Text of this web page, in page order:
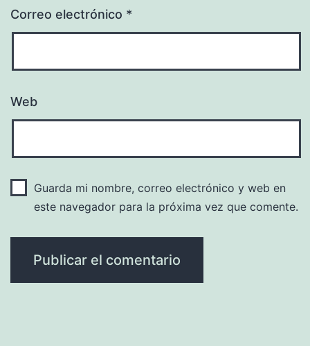
Correo electrónico *
Web
Guarda mi nombre, correo electrónico y web en
este navegador para la próxima vez que comente.